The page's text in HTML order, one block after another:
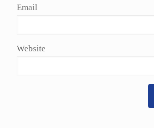
Email
Website